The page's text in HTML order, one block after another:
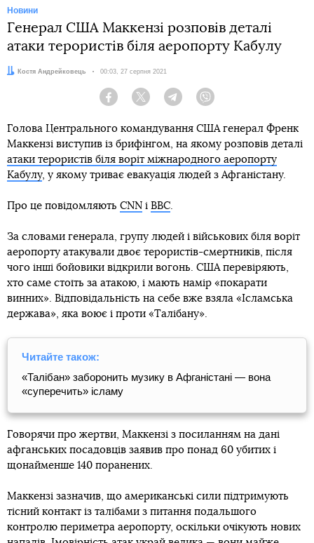
Новини
Генерал США Маккензі розповів деталі
атаки терористів біля аеропорту Кабулу
Автор:Костя Андрейковець Дата:
00:03, 27 серпня 2021
Facebook Twitter Telegram
Голова Центрального командування США генерал Френк
Маккензі виступив із брифінгом, на якому розповів деталі
атаки терористів біля воріт міжнародного аеропорту
Кабулу, у якому триває евакуація людей з Афганістану.
Про це повідомляють CNN і BBC.
За словами генерала, групу людей і військових біля воріт
аеропорту атакували двоє терористів-смертників, після
чого інші бойовики відкрили вогонь. США перевіряють,
хто саме стоїть за атакою, і мають намір «покарати
винних». Відповідальність на себе вже взяла «Ісламська
держава», яка воює і проти «Талібану».
Читайте також:
«Талібан» заборонить музику в Афганістані — вона
«суперечить» ісламу
Говорячи про жертви, Маккензі з посиланням на дані
афганських посадовців заявив про понад 60 убитих і
щонайменше 140 поранених.
Маккензі зазначив, що американські сили підтримують
тісний контакт із талібами з питання подальшого
контролю периметра аеропорту, оскільки очікують нових